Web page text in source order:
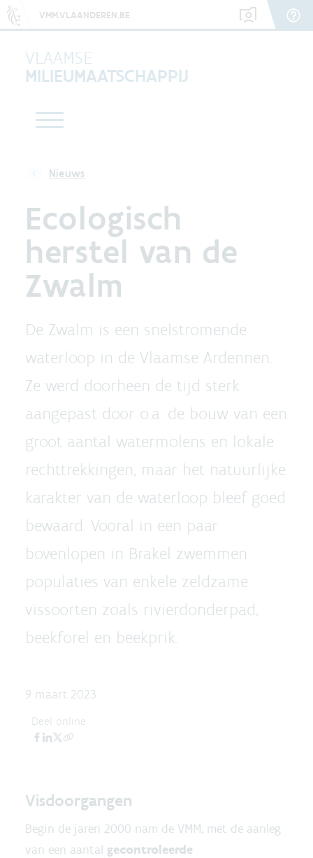
VMM.VLAANDEREN.BE
VLAAMSE
MILIEUMAATSCHAPPIJ
Nieuws
Ecologisch
herstel van de
Zwalm
De Zwalm is een snelstromende
waterloop in de Vlaamse Ardennen.
Ze werd doorheen de tijd sterk
aangepast door o.a. de bouw van een
groot aantal watermolens en lokale
rechttrekkingen, maar het natuurlijke
karakter van de waterloop bleef goed
bewaard. Vooral in een paar
bovenlopen in Brakel zwemmen
populaties van enkele zeldzame
vissoorten zoals rivierdonderpad,
beekforel en beekprik.
9 maart 2023
Deel online
Visdoorgangen
Begin de jaren 2000 nam de VMM, met de aanleg
van een aantal gecontroleerde